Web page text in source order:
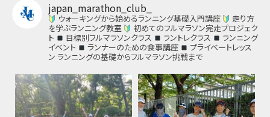
japan_marathon_club_
ウォーキングから始めるランニング基礎入門講座
走り方
を学ぶランニング教室
初めてのフルマラソン完走プロジェク
ト
目標別フルマラソンクラス ラントレクラス
ランニング
イベント
ランナーのための食事講座
プライベートレッス
ン ランニングの基礎からフルマラソン挑戦まで